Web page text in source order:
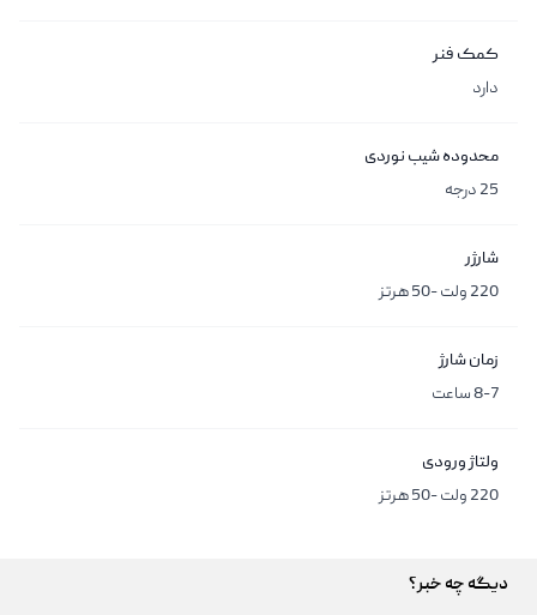
کمک فنر
دارد
محدوده شیب نوردی
25 درجه
شارژر
220 ولت -50 هرتز
زمان شارژ
8-7 ساعت
ولتاژ ورودی
220 ولت -50 هرتز
دیگه چه خبر؟